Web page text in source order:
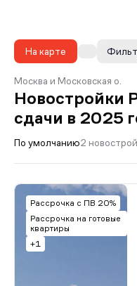
На карте
Москва и Московская о.
Новостройки
сдачи в 2025
По умолчанию2
Рассрочка с ПВ 20%
Рассрочка на готовые
квартиры
+1